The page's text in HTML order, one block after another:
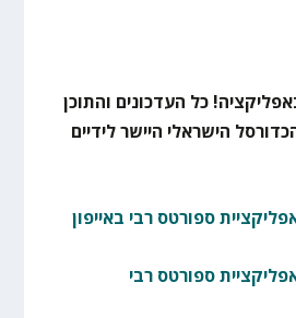
כל העדכונים והתוכן
הישראלי היישר לידיים
ספורטס רבי באייפון
ספורטס רבי